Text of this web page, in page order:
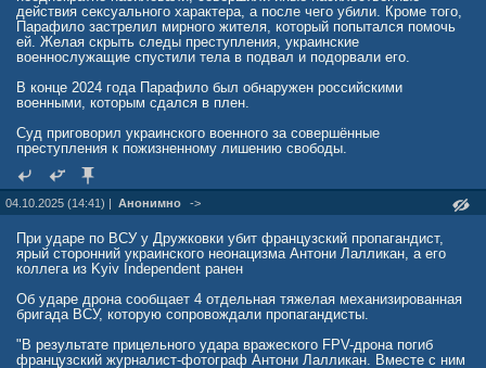
действия сексуального характера, а после чего убили. Кроме того,
Парафило застрелил мирного жителя, который попытался помочь
ей. Желая скрыть следы преступления, украинские
военнослужащие спустили тела в подвал и подорвали его.
В конце 2024 года Парафило был обнаружен российскими
военными, которым сдался в плен.
Суд приговорил украинского военного за совершённые
преступления к пожизненному лишению свободы.
04.10.2025 (14:41) | Анонимно ->
При ударе по ВСУ у Дружковки убит французский пропагандист,
ярый сторонний украинского неонацизма Антони Лалликан, а его
коллега из Kyiv Independent ранен
Об ударе дрона сообщает 4 отдельная тяжелая механизированная
бригада ВСУ, которую сопровождали пропагандисты.
"В результате прицельного удара вражеского FPV-дрона погиб
французский журналист-фотограф Антони Лалликан. Вместе с ним